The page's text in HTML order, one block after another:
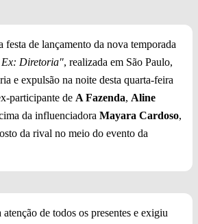
festa de lançamento da nova temporada
Ex: Diretoria", realizada em São Paulo,
e expulsão na noite desta quarta-feira
participante de A Fazenda, Aline
da influenciadora Mayara Cardoso,
da rival no meio do evento da
de todos os presentes e exigiu